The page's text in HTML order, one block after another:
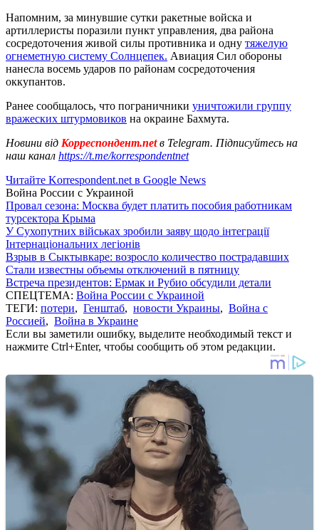
Напомним, за минувшие сутки ракетные войска и
артиллеристы поразили пункт управления, два района
сосредоточения живой силы противника и одну тяжелую
огнеметную систему Солнцепек. Авиация Сил обороны
нанесла восемь ударов по районам сосредоточения
оккупантов.
Ранее сообщалось, что пограничники уничтожили группу
вражеских штурмовиков на окраине Бахмута.
Новини від Корреспондент.netв Telegram. Підписуйтесь на
наш канал https://t.me/korrespondentnet
Читайте Korrespondent.net в Google News
Война России с Украиной
Провал сезона: Москва будет платить пособия работникам
турсектора Крыма
У Сухопутних військах зробили заяву щодо інтеграції
Інтернаціональних легіонів
Взрыв в Сыктывкаре: возросло количество пострадавших
Стали известны объемы отключений в пятницу
Встреча президентов: Ермак и Рубио обсудили детали
СПЕЦТЕМА: Война России с Украиной
ТЕГИ: потери, Генштаб, новости Украины, Война с
Россией, Война в Украине
Если вы заметили ошибку, выделите необходимый текст и
нажмите Ctrl+Enter, чтобы сообщить об этом редакции.